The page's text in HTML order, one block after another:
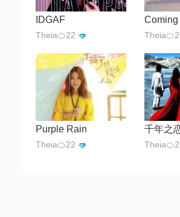
IDGAF
Theia🍊22
Coming
Purple Rain
Theia🍊22
千年之